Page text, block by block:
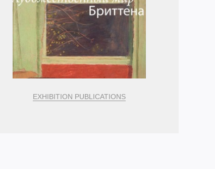
EXHIBITION PUBLICATIONS